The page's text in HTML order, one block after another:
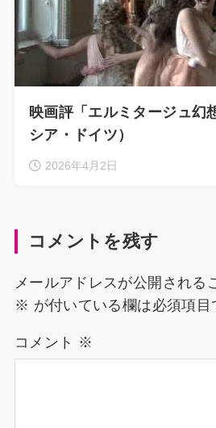
映画評「エルミタージュ幻
シア・ドイツ）
2026年4月2日
コメントを残す
メールアドレスが公開される
※ が付いている欄は必須項目
コメント ※